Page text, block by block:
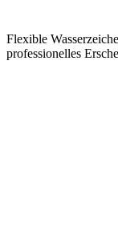
Flexible
professionelles